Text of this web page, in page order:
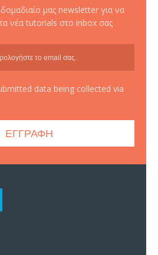
μας newsletter για να
νέα tutorials στο inbox σας
data being collected via